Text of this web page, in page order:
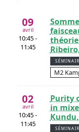
09
avril
10:45 -
11:45
théorie
M2
02
avril
10:45 -
11:45
Purity
in